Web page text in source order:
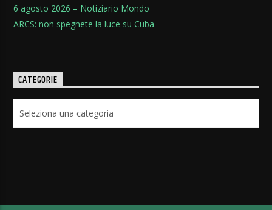
6 agosto 2026 – Notiziario Mondo
ARCS: non spegnete la luce su Cuba
CATEGORIE